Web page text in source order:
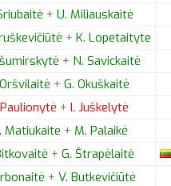
+ U. Miliauskaitė
+ K. Lopetaityte
+ N. Savickaitė
Oršvilaitė + G. Okuškaitė
Paulionytė + I. Juškelytė
Matiukaite + M. Palaikė
+ G. Štrapėlaitė
+ V. Butkevičiūtė